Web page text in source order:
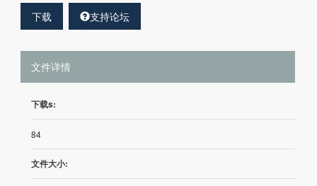
下载 支持论坛
文件详情
下载s:
84
文件大小: